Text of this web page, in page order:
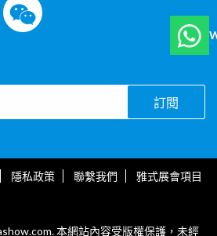
訂閱
隱私政策 聯繫我們 雅式展會項目
本網站內容受版權保護，未經